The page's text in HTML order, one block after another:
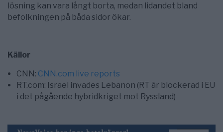
lösning kan vara långt borta, medan lidandet bland
befolkningen på båda sidor ökar.
Källor
CNN: CNN.com live reports
RT.com: Israel invades Lebanon (RT är blockerad i EU
i det pågående hybridkriget mot Ryssland)